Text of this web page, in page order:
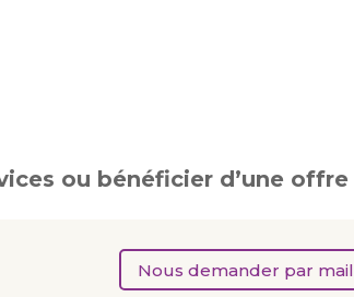
ou bénéficier d’une offre
Nous demander par mail